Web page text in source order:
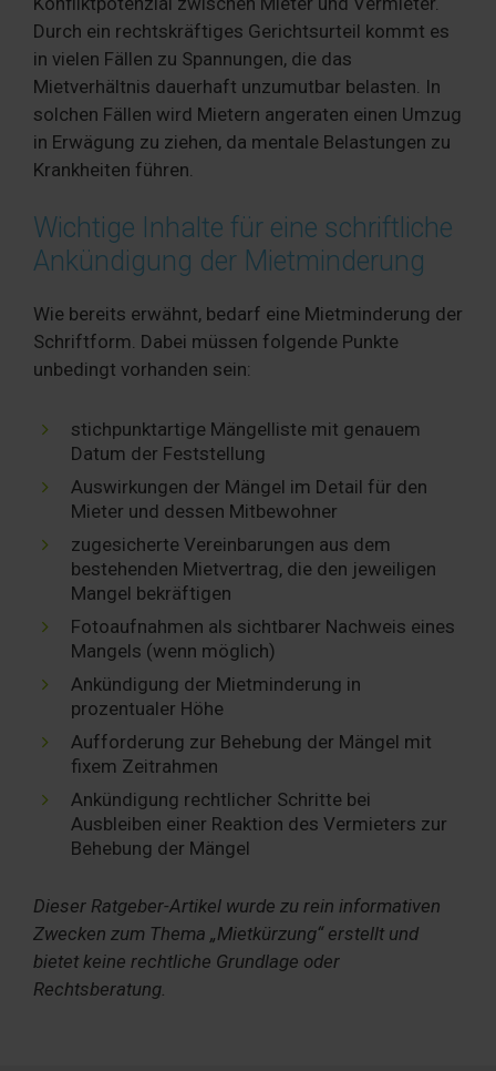
Durch ein rechtskräftiges Gerichtsurteil kommt es
in vielen Fällen zu Spannungen, die das
Mietverhältnis dauerhaft unzumutbar belasten. In
solchen Fällen wird Mietern angeraten einen Umzug
in Erwägung zu ziehen, da mentale Belastungen zu
Krankheiten führen.
Wichtige Inhalte für eine schriftliche
Ankündigung der Mietminderung
Wie bereits erwähnt, bedarf eine Mietminderung der
Schriftform. Dabei müssen folgende Punkte
unbedingt vorhanden sein:
stichpunktartige Mängelliste mit genauem
Datum der Feststellung
Auswirkungen der Mängel im Detail für den
Mieter und dessen Mitbewohner
zugesicherte Vereinbarungen aus dem
bestehenden Mietvertrag, die den jeweiligen
Mangel bekräftigen
Fotoaufnahmen als sichtbarer Nachweis eines
Mangels (wenn möglich)
Ankündigung der Mietminderung in
prozentualer Höhe
Aufforderung zur Behebung der Mängel mit
fixem Zeitrahmen
Ankündigung rechtlicher Schritte bei
Ausbleiben einer Reaktion des Vermieters zur
Behebung der Mängel
Dieser Ratgeber-Artikel wurde zu rein informativen
Zwecken zum Thema „Mietkürzung“ erstellt und
bietet keine rechtliche Grundlage oder
Rechtsberatung.